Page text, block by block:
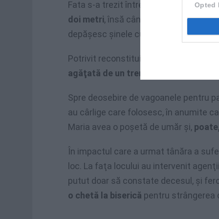
Opted
Fata s-a trezit între două trenuri. Între
doi metri, însă când trec trenurile se
depăşesc şinele cu câţiva centimetri.
Potrivit reconstituirii efectuate de
agăţată de un tren, probabil de cel de
Spre deosebire de vagoanele pentru
au cârlige care folosesc, în anumite
Maria avea o poşetă de umăr şi,
În impactul care a urmat tânăra a
loc. La faţa locului au intervenit
putut doar să constate decesul, şi
o chetă la biserică pentru strângerea